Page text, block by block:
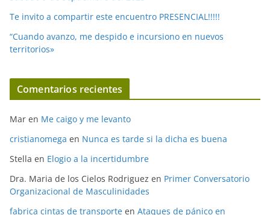
Te invito a compartir este encuentro PRESENCIAL!!!!!
“Cuando avanzo, me despido e incursiono en nuevos
territorios»
Comentarios recientes
Mar en Me caigo y me levanto
cristianomega en Nunca es tarde si la dicha es buena
Stella en Elogio a la incertidumbre
Dra. Maria de los Cielos Rodriguez en Primer Conversatorio
Organizacional de Masculinidades
fabrica cintas de transporte en Ataques de pánico en